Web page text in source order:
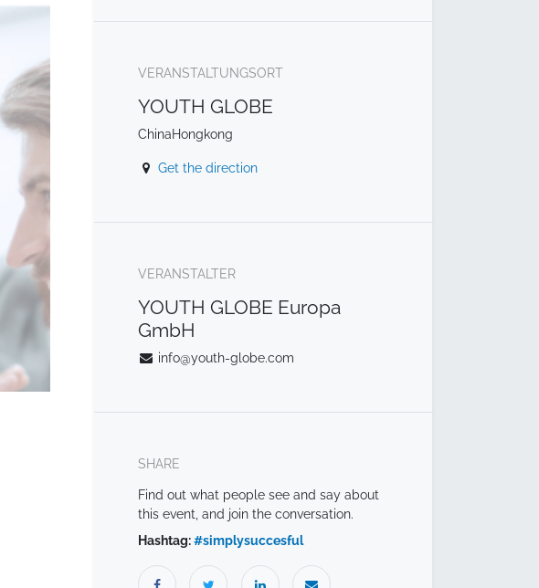
VERANSTALTUNGSORT
YOUTH GLOBE
ChinaHongkong
Get the direction
VERANSTALTER
YOUTH GLOBE Europa
GmbH
info@youth-globe.com
SHARE
Find out what people see and say about
this event, and join the conversation.
Hashtag:#simplysuccesful